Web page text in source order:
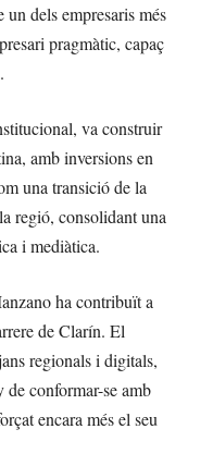
dels empresaris més
pragmàtic, capaç
va construir
amb inversions en
una transició de la
regió, consolidant una
i mediàtica.
ha contribuït a
de Clarín. El
regionals i digitals,
conformar-se amb
encara més el seu